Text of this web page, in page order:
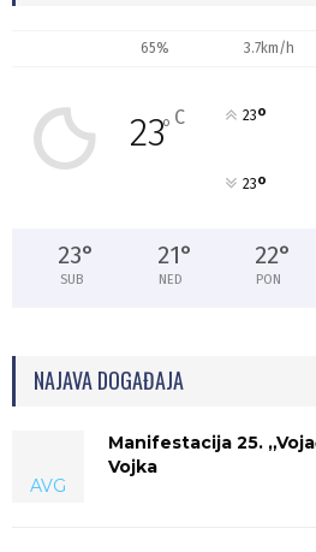
65% 3.7km/h
23° C 23°
23°
23°
SUB
21°
NED
22°
PON
NAJAVA DOGAĐAJA
AVG
Manifestacija 25.
Vojka